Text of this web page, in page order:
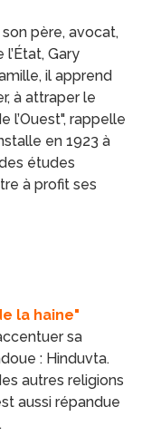
son père, avocat,
Gary
il apprend
à attraper le
l’Ouest", rappelle
en 1923 à
études
à profit ses
la haine"
sa
: Hinduvta.
autres religions
aussi répandue